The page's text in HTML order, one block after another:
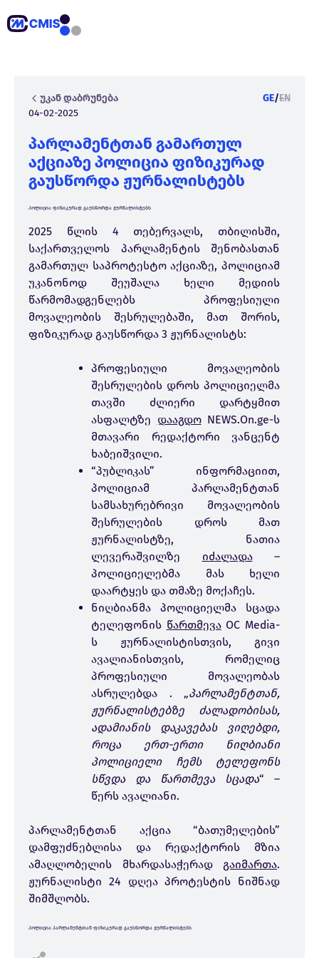
უკან დაბრუნება GE/EN
04-02-2025
პარლამენტთან გამართულ
აქციაზე პოლიცია ფიზიკურად
გაუსწორდა ჟურნალისტებს
პოლიცია ფიზიკურად გაუსწორდა ჟურნალისტებს
2025 წლის 4 თებერვალს, თბილისში,
საქართველოს პარლამენტის შენობასთან
გამართულ საპროტესტო აქციაზე, პოლიციამ
უკანონოდ შეუშალა ხელი მედიის
წარმომადგენლებს პროფესიული
მოვალეობის შესრულებაში, მათ შორის,
ფიზიკურად გაუსწორდა 3 ჟურნალისტს:
პროფესიული მოვალეობის
შესრულების დროს პოლიციელმა
თავში ძლიერი დარტყმით
ასფალტზე დააგდოNEWS.On.ge-ს
მთავარი რედაქტორი ვანცენტ
ხაბეიშვილი.
“პუბლიკას” ინფორმაციით,
პოლიციამ პარლამენტთან
სამსახურებრივი მოვალეობის
შესრულების დროს მათ
ჟურნალისტზე, ნათია
ლევერაშვილზე იძალადა–
პოლიციელებმა მას ხელი
დაარტყეს და თმაზე მოქაჩეს.
ნიღბიანმა პოლიციელმა სცადა
ტელეფონის წართმევაOC Media-
ს ჟურნალისტისთვის, გივი
ავალიანისთვის, რომელიც
პროფესიული მოვალეობას
ასრულებდა . „პარლამენტთან,
ჟურნალისტებზე ძალადობისას,
ადამიანის დაკავებას ვიღებდი,
როცა ერთ-ერთი ნიღბიანი
პოლიციელი ჩემს ტელეფონს
სწვდა და წართმევა სცადა“ –
წერს ავალიანი.
პარლამენტთან აქცია “ბათუმელების”
დამფუძნებლისა და რედაქტორის მზია
ამაღლობელის მხარდასაჭერად გაიმართა.
ჟურნალისტი 24 დღეა პროტესტის ნიშნად
შიმშლობს.
პოლიცია პარლამენტთან ფიზიკურად გაუსწორდა ჟურნალისტებს